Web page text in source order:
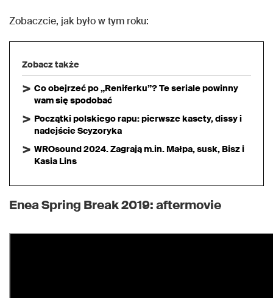
Zobaczcie, jak było w tym roku:
Zobacz także
Co obejrzeć po „Reniferku”? Te seriale powinny
wam się spodobać
Początki polskiego rapu: pierwsze kasety, dissy i
nadejście Scyzoryka
WROsound 2024. Zagrają m.in. Małpa, susk, Bisz i
Kasia Lins
Enea Spring Break 2019: aftermovie